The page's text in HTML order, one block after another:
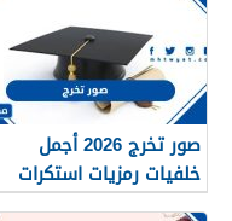
صور تخرج 2026 أجمل
خلفيات رمزيات استكرات
مبروك التخرج 1448